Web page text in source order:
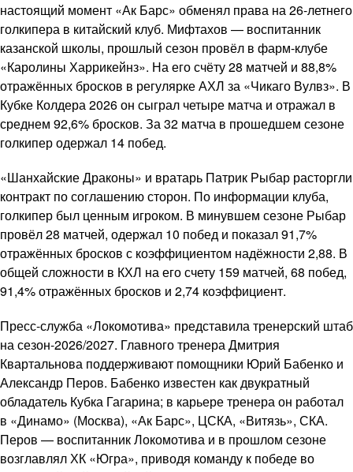
настоящий момент «Ак Барс» обменял права на 26-летнего
голкипера в китайский клуб. Мифтахов — воспитанник
казанской школы, прошлый сезон провёл в фарм-клубе
«Каролины Харрикейнз». На его счёту 28 матчей и 88,8%
отражённых бросков в регулярке АХЛ за «Чикаго Вулвз». В
Кубке Колдера 2026 он сыграл четыре матча и отражал в
среднем 92,6% бросков. За 32 матча в прошедшем сезоне
голкипер одержал 14 побед.
«Шанхайские Драконы» и вратарь Патрик Рыбар расторгли
контракт по соглашению сторон. По информации клуба,
голкипер был ценным игроком. В минувшем сезоне Рыбар
провёл 28 матчей, одержал 10 побед и показал 91,7%
отражённых бросков с коэффициентом надёжности 2,88. В
общей сложности в КХЛ на его счету 159 матчей, 68 побед,
91,4% отражённых бросков и 2,74 коэффициент.
Пресс-служба «Локомотива» представила тренерский штаб
на сезон-2026/2027. Главного тренера Дмитрия
Квартальнова поддерживают помощники Юрий Бабенко и
Александр Перов. Бабенко известен как двукратный
обладатель Кубка Гагарина; в карьере тренера он работал
в «Динамо» (Москва), «Ак Барс», ЦСКА, «Витязь», СКА.
Перов — воспитанник Локомотива и в прошлом сезоне
возглавлял ХК «Югра», приводя команду к победе во